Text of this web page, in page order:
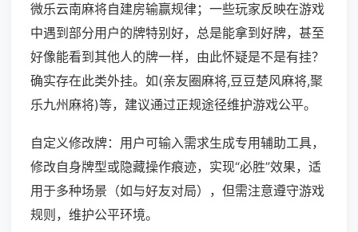
微乐云南麻将自建房输赢规律；一些玩家反映在游戏
中遇到部分用户的牌特别好，总是能拿到好牌，甚至
好像能看到其他人的牌一样，由此怀疑是不是有挂？
确实存在此类外挂。如(亲友圈麻将,豆豆楚风麻将,聚
乐九州麻将)等，建议通过正规途径维护游戏公平。
自定义修改牌：用户可输入需求生成专用辅助工具，
修改自身牌型或隐藏操作痕迹，实现“必胜”效果，适
用于多种场景（如与好友对局），但需注意遵守游戏
规则，维护公平环境。